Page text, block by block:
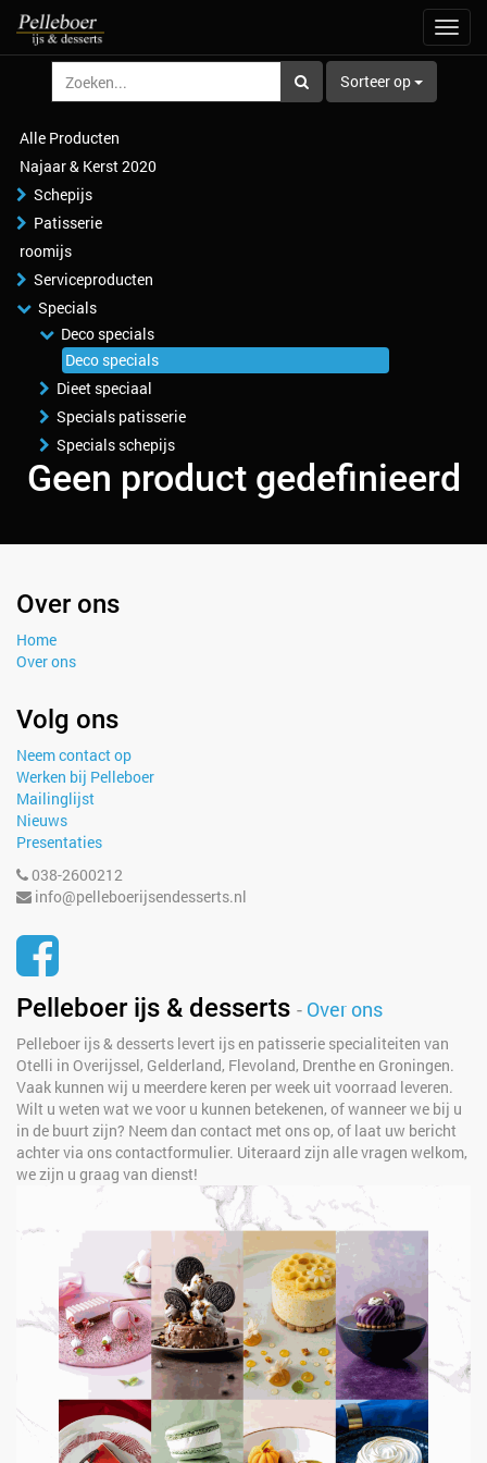
aan/
Sorteer op
Alle Producten
Najaar & Kerst 2020
Schepijs
Patisserie
roomijs
Serviceproducten
Specials
Deco specials
Deco specials
Dieet speciaal
Specials patisserie
Specials schepijs
Geen product gedefinieerd
Over ons
Home
Over ons
Volg ons
Neem contact op
Werken bij Pelleboer
Mailinglijst
Nieuws
Presentaties
038-2600212
info@pelleboerijsendesserts.nl
Pelleboer ijs & desserts - Over ons
Pelleboer ijs & desserts levert ijs en patisserie specialiteiten van
Otelli in Overijssel, Gelderland, Flevoland, Drenthe en Groningen.
Vaak kunnen wij u meerdere keren per week uit voorraad leveren.
Wilt u weten wat we voor u kunnen betekenen, of wanneer we bij u
in de buurt zijn? Neem dan contact met ons op, of laat uw bericht
achter via ons contactformulier. Uiteraard zijn alle vragen welkom,
we zijn u graag van dienst!